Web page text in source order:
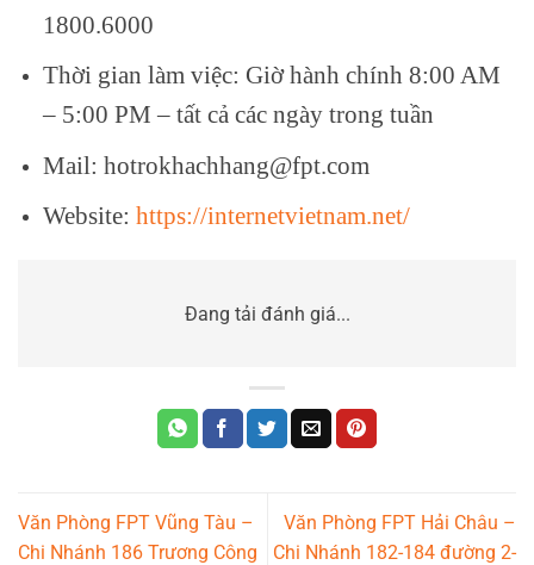
1800.6000
Thời gian làm việc: Giờ hành chính 8:00 AM
– 5:00 PM – tất cả các ngày trong tuần
Mail: hotrokhachhang@fpt.com
Website: https://internetvietnam.net/
Đang tải đánh giá...
Văn Phòng FPT Vũng Tàu –
Chi Nhánh 186 Trương Công
Văn Phòng FPT Hải Châu –
Chi Nhánh 182-184 đường 2-